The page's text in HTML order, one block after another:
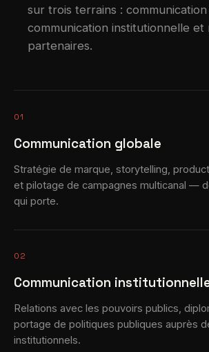
sur trois terrains :
communication institutionnelle et
partenaires.
01
Communication globale
Stratégie de marque, storytelling,
et pilotage de campagnes multicanal —
qui porte.
02
Communication
Relations avec les pouvoirs publics,
portage de politiques publiques auprès
institutionnels.